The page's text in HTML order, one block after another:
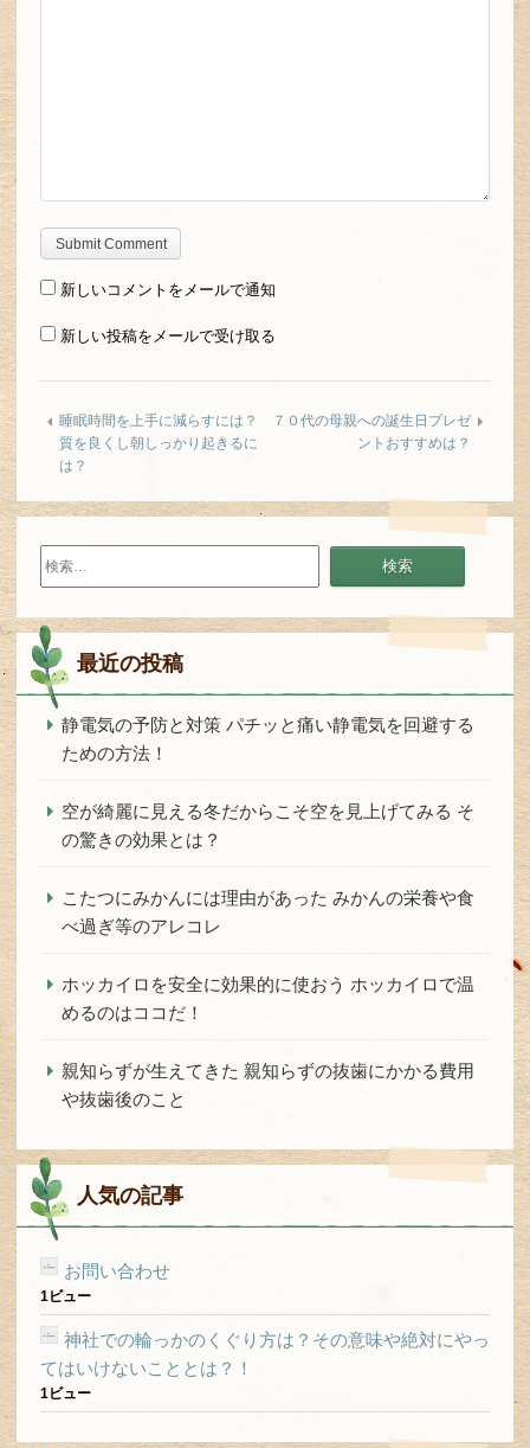
新しいコメントをメールで通知
新しい投稿をメールで受け取る
睡眠時間を上手に減らすには？
質を良くし朝しっかり起きるに
は？
７０代の母親への誕生日プレゼ
ントおすすめは？
検
索:
最近の投稿
静電気の予防と対策 パチッと痛い静電気を回避する
ための方法！
空が綺麗に見える冬だからこそ空を見上げてみる そ
の驚きの効果とは？
こたつにみかんには理由があった みかんの栄養や食
べ過ぎ等のアレコレ
ホッカイロを安全に効果的に使おう ホッカイロで温
めるのはココだ！
親知らずが生えてきた 親知らずの抜歯にかかる費用
や抜歯後のこと
人気の記事
お問い合わせ
1ビュー
神社での輪っかのくぐり方は？その意味や絶対にやっ
てはいけないこととは？！
1ビュー